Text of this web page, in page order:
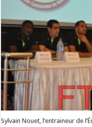
Sylvain Nouet, l’entraineur de